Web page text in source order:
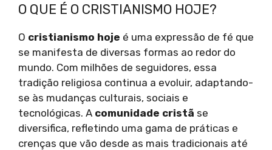
O QUE É O CRISTIANISMO HOJE?
O cristianismo hoje é uma expressão de fé que
se manifesta de diversas formas ao redor do
mundo. Com milhões de seguidores, essa
tradição religiosa continua a evoluir, adaptando-
se às mudanças culturais, sociais e
tecnológicas. A comunidade cristã se
diversifica, refletindo uma gama de práticas e
crenças que vão desde as mais tradicionais até